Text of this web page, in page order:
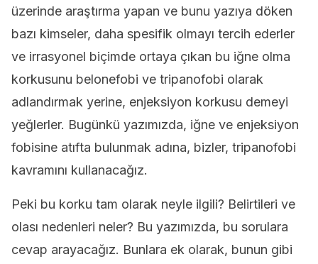
üzerinde araştırma yapan ve bunu yazıya döken
bazı kimseler, daha spesifik olmayı tercih ederler
ve irrasyonel biçimde ortaya çıkan bu iğne olma
korkusunu belonefobi ve tripanofobi olarak
adlandırmak yerine, enjeksiyon korkusu demeyi
yeğlerler. Bugünkü yazımızda, iğne ve enjeksiyon
fobisine atıfta bulunmak adına, bizler, tripanofobi
kavramını kullanacağız.
Peki bu korku tam olarak neyle ilgili? Belirtileri ve
olası nedenleri neler? Bu yazımızda, bu sorulara
cevap arayacağız. Bunlara ek olarak, bunun gibi